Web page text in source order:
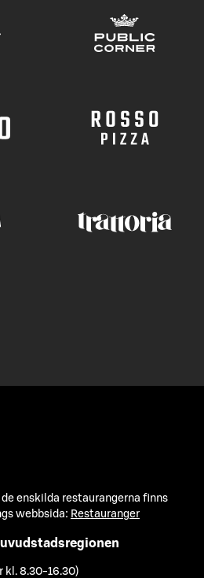
enskilda restaurangerna finns
webbsida: Restauranger
kl. 8.30-16.30)